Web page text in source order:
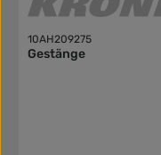
10AH209275
Gestänge